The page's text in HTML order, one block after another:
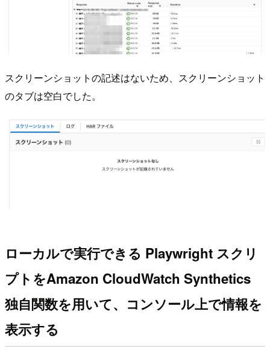
スクリーンショットの記述はないため、スクリーンショット
のタブは空白でした。
ローカルで実行できる Playwright スクリ
プトをAmazon CloudWatch Synthetics
独自関数を用いて、コンソール上で情報を
表示する